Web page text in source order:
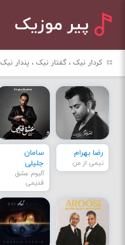
پیر موزیک
کردار نیک ، گفتار نیک ، پندار نیک
رضا بهرام
نیمی از من
سامان
جلیلی
آلبوم عشق
قدیمی